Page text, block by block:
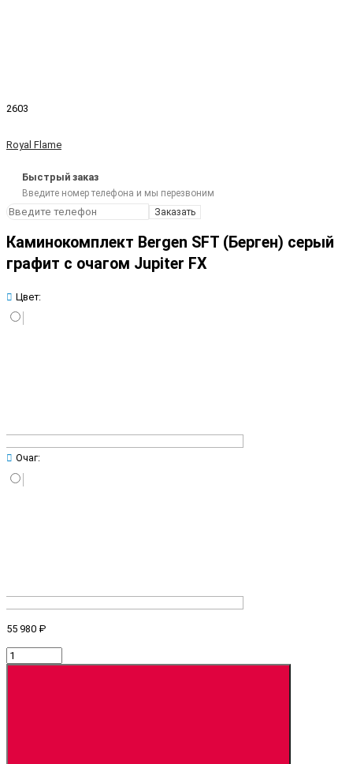
2603
Royal Flame
Быстрый заказ
Введите номер телефона и мы перезвоним
Заказать
Каминокомплект Bergen SFT (Берген) серый
графит с очагом Jupiter FX
Цвет:
Очаг:
55 980 ₽